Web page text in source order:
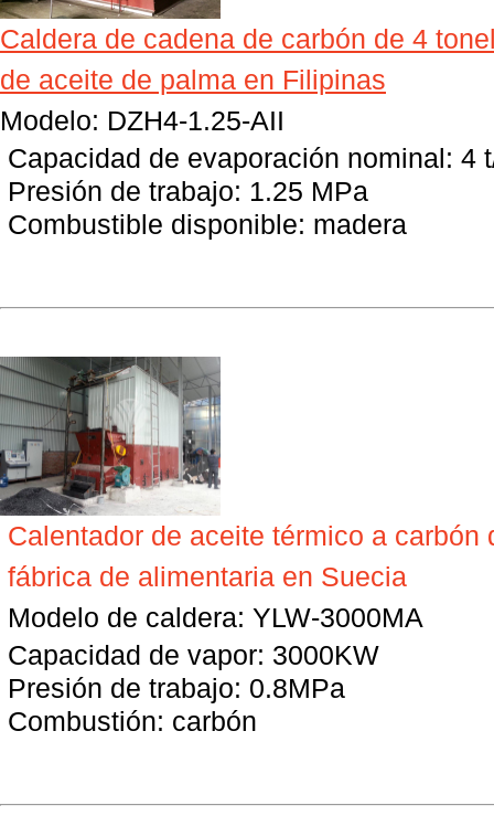
Caldera de cadena de carbón de 4
de aceite de palma en Filipinas
Modelo: DZH4-1.25-AII
Capacidad de evaporación nominal: 4
Presión de trabajo: 1.25 MPa
Combustible disponible: madera
Calentador de aceite térmico a
fábrica de alimentaria en Suecia
Modelo de caldera: YLW-3000MA
Capacidad de vapor: 3000KW
Presión de trabajo: 0.8MPa
Combustión: carbón